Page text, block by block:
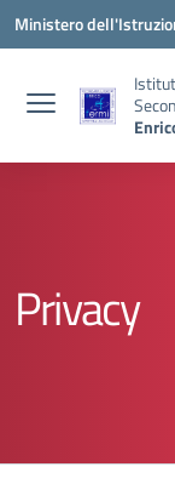
Vai ai contenuti
Vai al menu di
Vai al footer
Ministero
Privacy